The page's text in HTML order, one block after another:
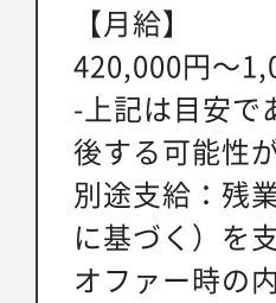
【月給】
420,000円～
-上記は目安で
後する可能性
別途支給：残
に基づく）を
オファー時の